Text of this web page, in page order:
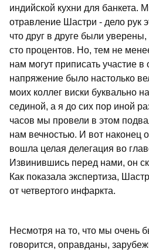
индийской кухни для банкета.
отравление Шастри - дело рук
что друг в друге были уверены,
сто процентов. Но, тем не
нам могут приписать участие
напряжение было настолько
моих коллег виски буквально
сединой, а я до сих пор иной
часов мы провели в этом
нам вечностью. И вот наконец
вошла целая делегация во
Извинившись перед нами, он
Как показала экспертиза,
от четвертого инфаркта.
Несмотря на то, что мы очень
говорится, оправданы,